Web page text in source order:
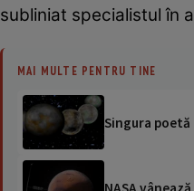
subliniat specialistul în
MAI MULTE PENTRU TINE
Singura poetă
NASA